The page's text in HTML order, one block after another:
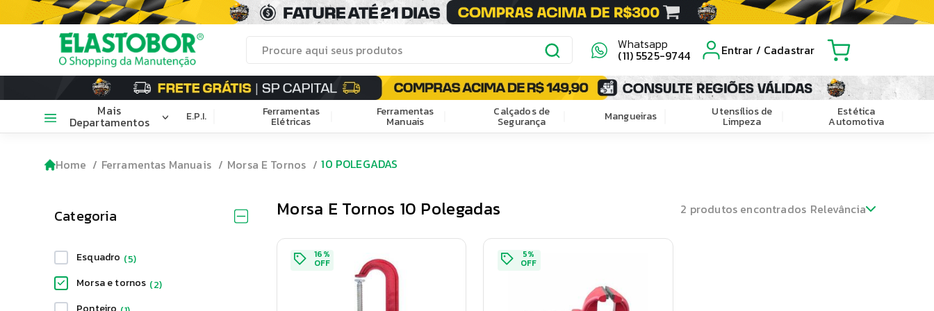
Whatsapp
(11) 5525-9744 Entrar / Cadastrar
Mais
Departamentos E.P.I. Ferramentas
Elétricas
Ferramentas
Manuais
Calçados de
Segurança Mangueiras Utensílios de
Limpeza
Estética
Automotiva
Home Ferramentas Manuais Morsa E Tornos 10 POLEGADAS
Categoria
Esquadro (5)
Morsa e tornos (2)
Morsa E Tornos 10 Polegadas 2 produtos encontrados Relevância
16%
OFF
5%
OFF